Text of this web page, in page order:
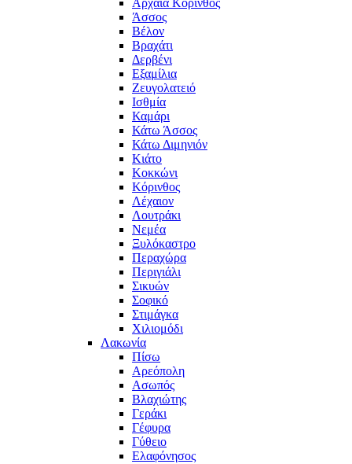
Αρχαία Κόρινθος
Άσσος
Βέλον
Βραχάτι
Δερβένι
Εξαμίλια
Ζευγολατειό
Ισθμία
Καμάρι
Κάτω Άσσος
Κάτω Διμηνιόν
Κιάτο
Κοκκώνι
Κόρινθος
Λέχαιον
Λουτράκι
Νεμέα
Ξυλόκαστρο
Περαχώρα
Περιγιάλι
Σικυών
Σοφικό
Στιμάγκα
Χιλιομόδι
Λακωνία
Πίσω
Αρεόπολη
Ασωπός
Βλαχιώτης
Γεράκι
Γέφυρα
Γύθειο
Ελαφόνησος